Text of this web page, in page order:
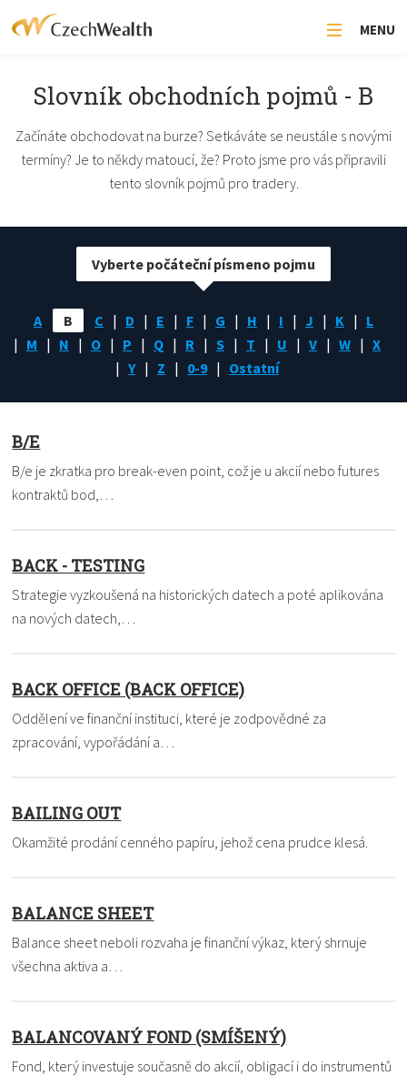
MENU
Slovník obchodních pojmů - B
Začínáte obchodovat na burze? Setkáváte se neustále s novými
termíny? Je to někdy matoucí, že? Proto jsme pro vás připravili
tento slovník pojmů pro tradery.
A B C D E F G H I J K
L
M
N O P Q R S T U V W
X
Y
Z 0-9 Ostatní
Vyberte počáteční písmeno pojmu
B/E
B/e je zkratka pro break-even point, což je u akcií nebo futures
kontraktů bod,…
BACK - TESTING
Strategie vyzkoušená na historických datech a poté aplikována
na nových datech,…
BACK OFFICE (BACK OFFICE)
Oddělení ve finanční instituci, které je zodpovědné za
zpracování, vypořádání a…
BAILING OUT
Okamžité prodání cenného papíru, jehož cena prudce klesá.
BALANCE SHEET
Balance sheet neboli rozvaha je finanční výkaz, který shrnuje
všechna aktiva a…
BALANCOVANÝ FOND (SMÍŠENÝ)
Fond, který investuje současně do akcií, obligací i do instrumentů